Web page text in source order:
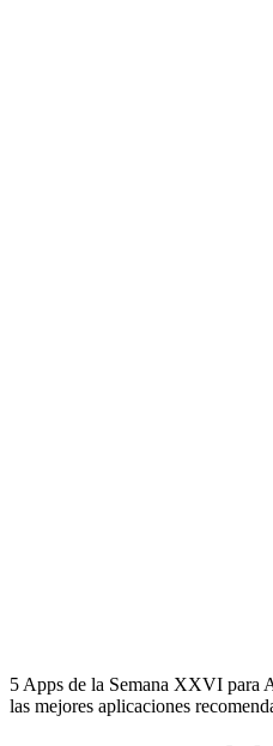
5 Apps de la Semana XXVI para
las mejores aplicaciones